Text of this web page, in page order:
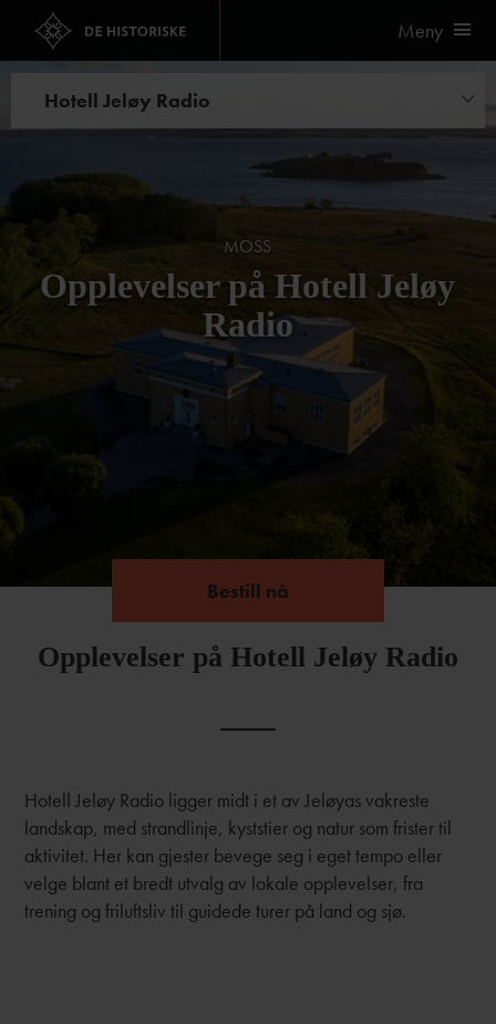
Meny
Hotell Jeløy Radio
Kurs og konferanse
Bryllup og selskap
MOSS
Opplevelser på Hotell Jeløy
Radio
Bestill nå
Bestill nå
Opplevelser på Hotell Jeløy Radio
Hotell Jeløy Radio ligger midt i et av Jeløyas vakreste
landskap, med strandlinje, kyststier og natur som frister til
aktivitet. Her kan gjester bevege seg i eget tempo eller
velge blant et bredt utvalg av lokale opplevelser, fra
trening og friluftsliv til guidede turer på land og sjø.